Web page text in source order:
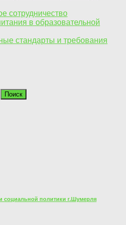
сотрудничество
в образовательной
стандарты и требования
социальной политики г.Шумерля